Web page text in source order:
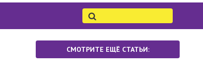
СМОТРИТЕ ЕЩЁ СТАТЬИ: